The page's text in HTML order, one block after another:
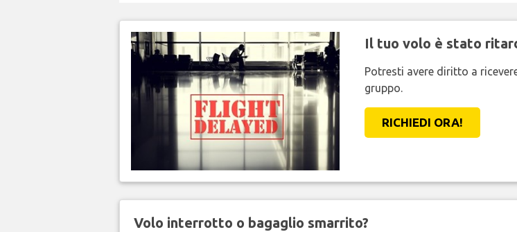
Il tuo volo è stato
Potresti avere diritto a
gruppo.
RICHIEDI ORA!
Volo interrotto o bagaglio smarrito?